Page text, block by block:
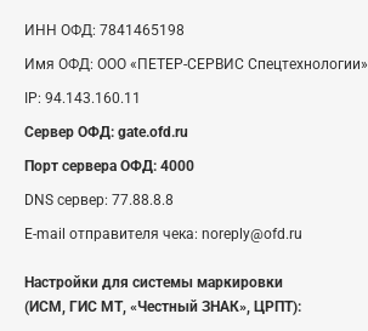
ИНН ОФД: 7841465198
Имя ОФД: ООО «ПЕТЕР-СЕРВИС Спецтехнологии»
IP: 94.143.160.11
Сервер ОФД: gate.ofd.ru
Порт сервера ОФД: 4000
DNS сервер: 77.88.8.8
E-mail отправителя чека: noreply@ofd.ru
Настройки для системы маркировки
(ИСМ, ГИС МТ, «Честный ЗНАК», ЦРПТ):